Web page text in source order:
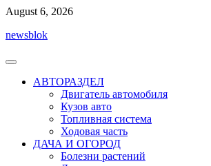
Перейти
содержимому
August 6, 2026
newsblok
АВТОРАЗДЕЛ
Двигатель автомобиля
Кузов авто
Топливная система
Ходовая часть
ДАЧА И ОГОРОД
Болезни растений